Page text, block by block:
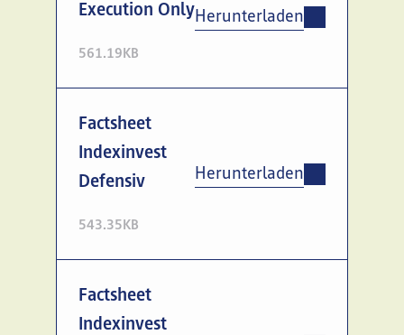
Execution Only
561.19KB
Herunterladen
Factsheet
Indexinvest
Defensiv
543.35KB
Herunterladen
Factsheet
Indexinvest